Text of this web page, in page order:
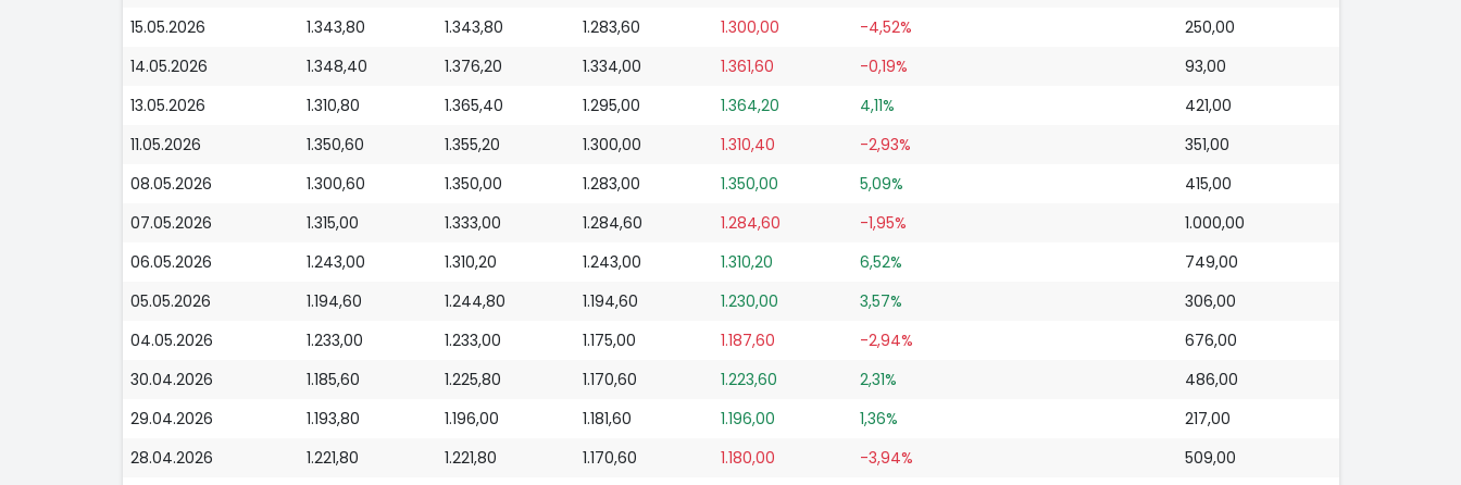
15.05.2026
1.343,80 1.343,80 1.283,60 1.300,00 -4,52%
250,00
14.05.2026
1.348,40 1.376,20 1.334,00 1.361,60 -0,19%
93,00
13.05.2026
1.310,80 1.365,40 1.295,00 1.364,20 4,11%
421,00
11.05.2026
1.350,60 1.355,20 1.300,00 1.310,40 -2,93%
351,00
08.05.2026
1.300,60 1.350,00 1.283,00 1.350,00 5,09%
415,00
07.05.2026
1.315,00 1.333,00 1.284,60 1.284,60 -1,95%
1.000,00
06.05.2026
1.243,00 1.310,20 1.243,00 1.310,20 6,52%
749,00
05.05.2026
1.194,60 1.244,80 1.194,60 1.230,00 3,57%
306,00
04.05.2026
1.233,00 1.233,00 1.175,00 1.187,60 -2,94%
676,00
30.04.2026
1.185,60 1.225,80 1.170,60 1.223,60 2,31%
486,00
29.04.2026
1.193,80 1.196,00 1.181,60 1.196,00 1,36%
217,00
28.04.2026
1.221,80 1.221,80 1.170,60 1.180,00 -3,94%
509,00